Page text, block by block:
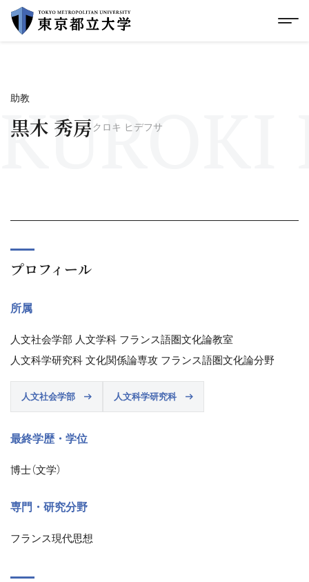
ン
グローバルメニューにスキップ メ
助教
黒木 秀房 クロキ ヒデフサ
プロフィール
所属
人文社会学部 人文学科 フランス語圏文化論教室
人文科学研究科 文化関係論専攻 フランス語圏文化論分野
人文社会学部 人文科学研究科
最終学歴・学位
博士（文学）
専門・研究分野
フランス現代思想